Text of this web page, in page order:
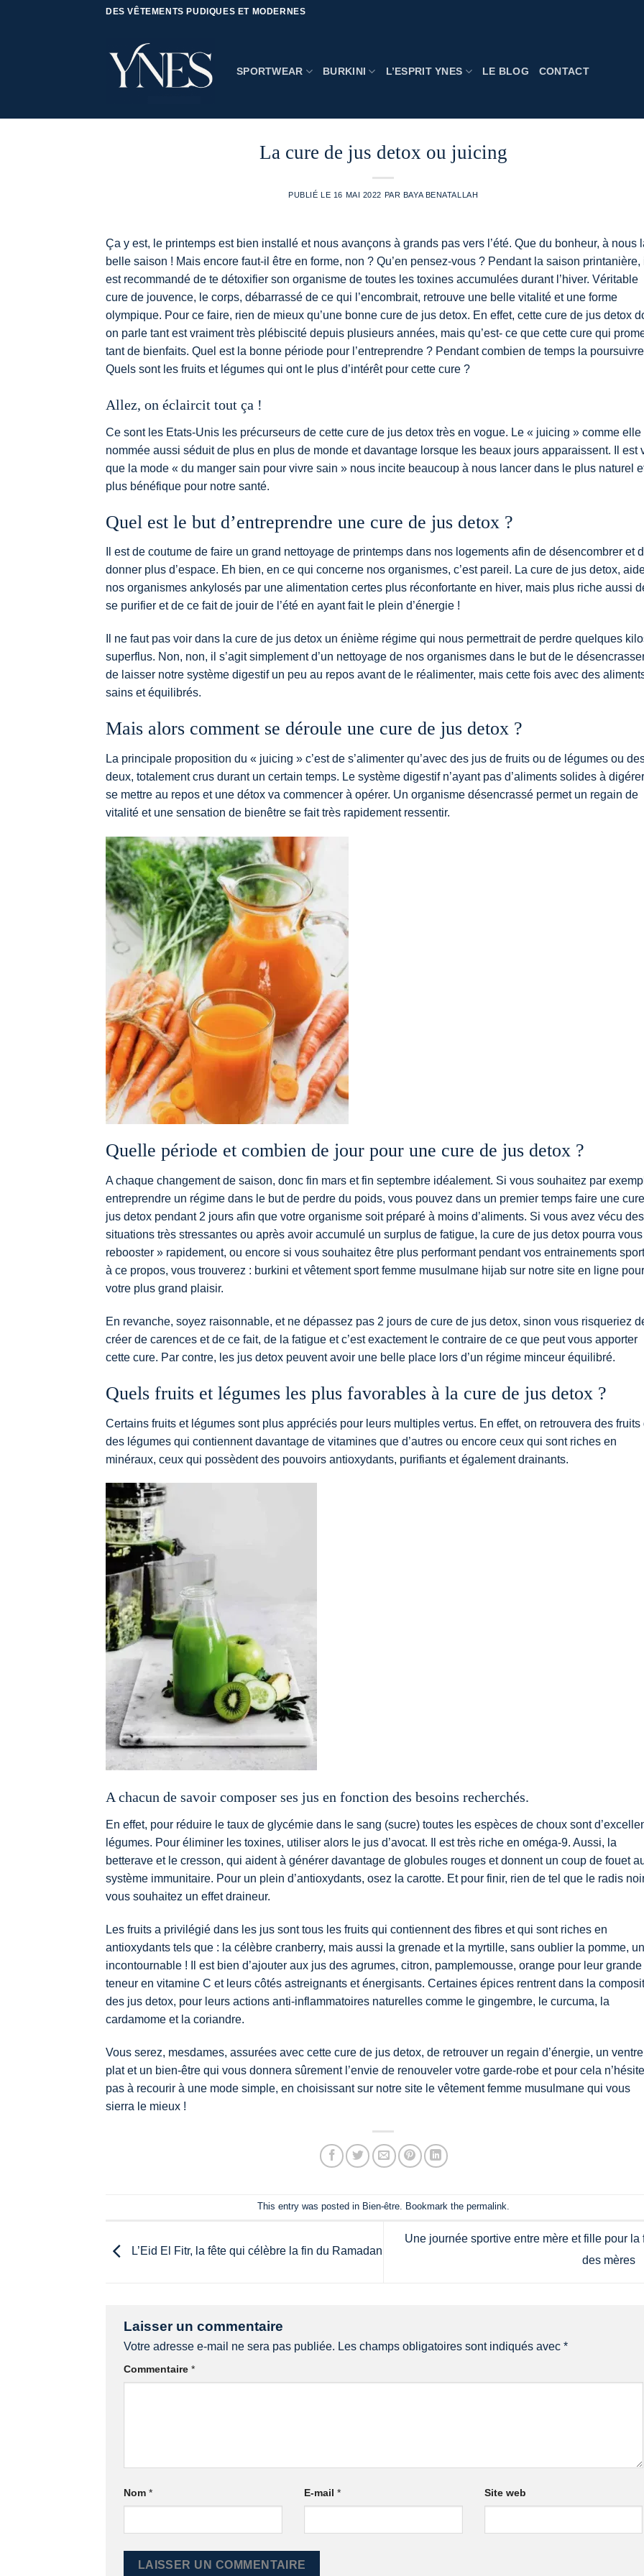
DES VÊTEMENTS PUDIQUES ET MODERNES
SPORTWEAR BURKINI L’ESPRIT YNES LE BLOG CONTACT
La cure de jus detox ou juicing
PUBLIÉ LE 16 MAI 2022 PAR BAYA BENATALLAH
Ça y est, le printemps est bien installé et nous avançons à grands pas vers l’été. Que du bonheur, à nous
belle saison ! Mais encore faut-il être en forme, non ? Qu’en pensez-vous ? Pendant la saison printanière,
est recommandé de te détoxifier son organisme de toutes les toxines accumulées durant l’hiver. Véritable
cure de jouvence, le corps, débarrassé de ce qui l’encombrait, retrouve une belle vitalité et une forme
olympique. Pour ce faire, rien de mieux qu’une bonne cure de jus detox. En effet, cette cure de jus detox
on parle tant est vraiment très plébiscité depuis plusieurs années, mais qu’est- ce que cette cure qui
tant de bienfaits. Quel est la bonne période pour l’entreprendre ? Pendant combien de temps la
Quels sont les fruits et légumes qui ont le plus d’intérêt pour cette cure ?
Allez, on éclaircit tout ça !
Ce sont les Etats-Unis les précurseurs de cette cure de jus detox très en vogue. Le « juicing » comme elle
nommée aussi séduit de plus en plus de monde et davantage lorsque les beaux jours apparaissent. Il est
que la mode « du manger sain pour vivre sain » nous incite beaucoup à nous lancer dans le plus naturel
plus bénéfique pour notre santé.
Quel est le but d’entreprendre une cure de jus detox ?
Il est de coutume de faire un grand nettoyage de printemps dans nos logements afin de désencombrer et
donner plus d’espace. Eh bien, en ce qui concerne nos organismes, c’est pareil. La cure de jus detox,
nos organismes ankylosés par une alimentation certes plus réconfortante en hiver, mais plus riche aussi
se purifier et de ce fait de jouir de l’été en ayant fait le plein d’énergie !
Il ne faut pas voir dans la cure de jus detox un énième régime qui nous permettrait de perdre quelques
superflus. Non, non, il s’agit simplement d’un nettoyage de nos organismes dans le but de le
de laisser notre système digestif un peu au repos avant de le réalimenter, mais cette fois avec des
sains et équilibrés.
Mais alors comment se déroule une cure de jus detox ?
La principale proposition du « juicing » c’est de s’alimenter qu’avec des jus de fruits ou de légumes ou
deux, totalement crus durant un certain temps. Le système digestif n’ayant pas d’aliments solides à
se mettre au repos et une détox va commencer à opérer. Un organisme désencrassé permet un regain de
vitalité et une sensation de bienêtre se fait très rapidement ressentir.
Quelle période et combien de jour pour une cure de jus detox ?
A chaque changement de saison, donc fin mars et fin septembre idéalement. Si vous souhaitez par
entreprendre un régime dans le but de perdre du poids, vous pouvez dans un premier temps faire une
jus detox pendant 2 jours afin que votre organisme soit préparé à moins d’aliments. Si vous avez vécu des
situations très stressantes ou après avoir accumulé un surplus de fatigue, la cure de jus detox pourra
rebooster » rapidement, ou encore si vous souhaitez être plus performant pendant vos entrainements
à ce propos, vous trouverez : burkini et vêtement sport femme musulmane hijab sur notre site en ligne pour
votre plus grand plaisir.
En revanche, soyez raisonnable, et ne dépassez pas 2 jours de cure de jus detox, sinon vous risqueriez
créer de carences et de ce fait, de la fatigue et c’est exactement le contraire de ce que peut vous apporter
cette cure. Par contre, les jus detox peuvent avoir une belle place lors d’un régime minceur équilibré.
Quels fruits et légumes les plus favorables à la cure de jus detox ?
Certains fruits et légumes sont plus appréciés pour leurs multiples vertus. En effet, on retrouvera des fruits
des légumes qui contiennent davantage de vitamines que d’autres ou encore ceux qui sont riches en
minéraux, ceux qui possèdent des pouvoirs antioxydants, purifiants et également drainants.
A chacun de savoir composer ses jus en fonction des besoins recherchés.
En effet, pour réduire le taux de glycémie dans le sang (sucre) toutes les espèces de choux sont
légumes. Pour éliminer les toxines, utiliser alors le jus d’avocat. Il est très riche en oméga-9. Aussi, la
betterave et le cresson, qui aident à générer davantage de globules rouges et donnent un coup de fouet
système immunitaire. Pour un plein d’antioxydants, osez la carotte. Et pour finir, rien de tel que le radis
vous souhaitez un effet draineur.
Les fruits a privilégié dans les jus sont tous les fruits qui contiennent des fibres et qui sont riches en
antioxydants tels que : la célèbre cranberry, mais aussi la grenade et la myrtille, sans oublier la pomme, un
incontournable ! Il est bien d’ajouter aux jus des agrumes, citron, pamplemousse, orange pour leur grande
teneur en vitamine C et leurs côtés astreignants et énergisants. Certaines épices rentrent dans la
des jus detox, pour leurs actions anti-inflammatoires naturelles comme le gingembre, le curcuma, la
cardamome et la coriandre.
Vous serez, mesdames, assurées avec cette cure de jus detox, de retrouver un regain d’énergie, un ventre
plat et un bien-être qui vous donnera sûrement l’envie de renouveler votre garde-robe et pour cela
pas à recourir à une mode simple, en choisissant sur notre site le vêtement femme musulmane qui vous
sierra le mieux !
This entry was posted in Bien-être. Bookmark the permalink.
L’Eid El Fitr, la fête qui célèbre la fin du Ramadan
Une journée sportive entre mère et fille pour la
des mères
Laisser un commentaire
Votre adresse e-mail ne sera pas publiée. Les champs obligatoires sont indiqués avec *
Commentaire *
Nom * E-mail * Site web